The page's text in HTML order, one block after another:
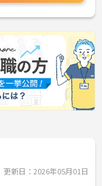
更新日：2026年05月01日